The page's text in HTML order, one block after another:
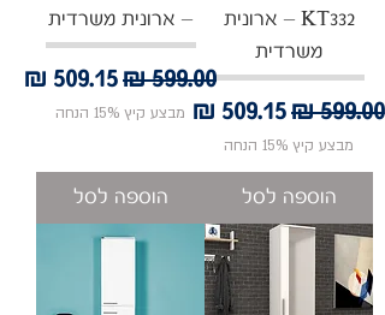
KT332 – ארונית
משרדית
מחיר רגילמחיר מבצע
מבצע קיץ 15% הנחה
הוספה לסל
– ארונית משרדית
מחיר רגילמחיר
מבצע קיץ 15% הנחה
הוספה לסל